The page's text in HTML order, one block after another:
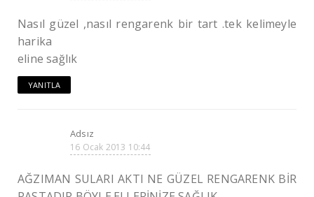
Nasıl güzel ,nasıl rengarenk bir tart .tek kelimeyle
harika
eline sağlık
YANITLA
Adsız
16 Ocak 2013 10:44
AĞZIMAN SULARI AKTI NE GÜZEL RENGARENK BİR